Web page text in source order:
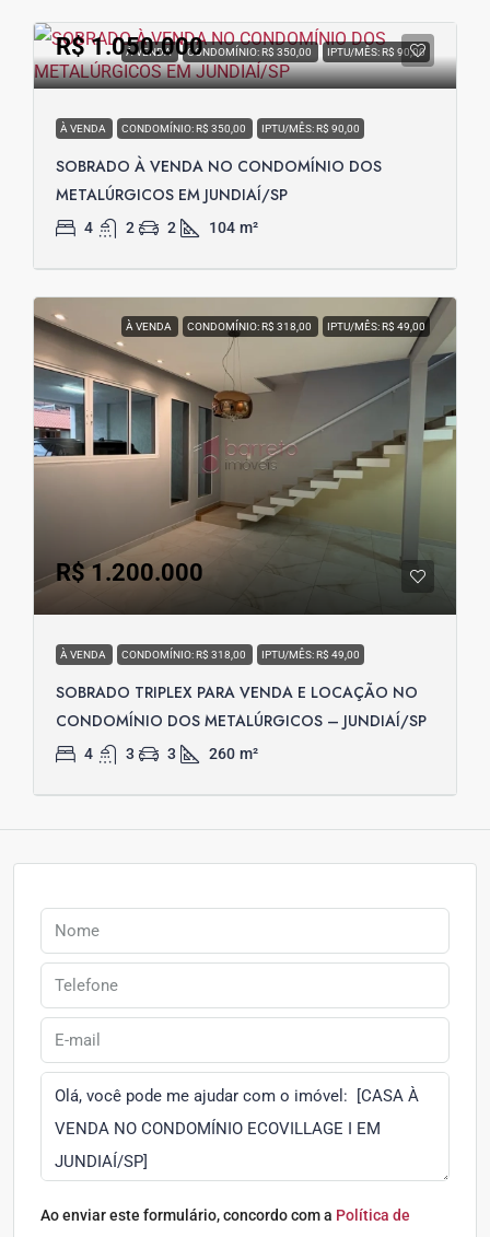
À VENDA CONDOMÍNIO: R$ 350,00 IPTU/MÊS: R$ 90,00
R$ 1.050.000
À VENDA CONDOMÍNIO: R$ 350,00 IPTU/MÊS: R$ 90,00
SOBRADO À VENDA NO CONDOMÍNIO DOS
METALÚRGICOS EM JUNDIAÍ/SP
4 2 2 104 m²
À VENDA CONDOMÍNIO: R$ 318,00 IPTU/MÊS: R$ 49,00
R$ 1.200.000
À VENDA CONDOMÍNIO: R$ 318,00 IPTU/MÊS: R$ 49,00
SOBRADO TRIPLEX PARA VENDA E LOCAÇÃO NO
CONDOMÍNIO DOS METALÚRGICOS – JUNDIAÍ/SP
4 3 3 260 m²
Ao enviar este formulário, concordo com a Política de